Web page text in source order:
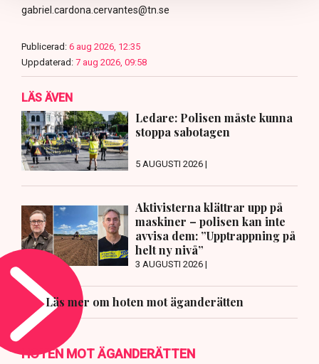
gabriel.cardona.cervantes@tn.se
Publicerad: 6 aug 2026, 12:35
Uppdaterad: 7 aug 2026, 09:58
LÄS ÄVEN
Ledare: Polisen måste kunna
stoppa sabotagen
5 AUGUSTI 2026 |
Aktivisterna klättrar upp på
maskiner – polisen kan inte
avvisa dem: ”Upptrappning på
helt ny nivå”
3 AUGUSTI 2026 |
Läs mer om hoten mot äganderätten
HOTEN MOT ÄGANDERÄTTEN